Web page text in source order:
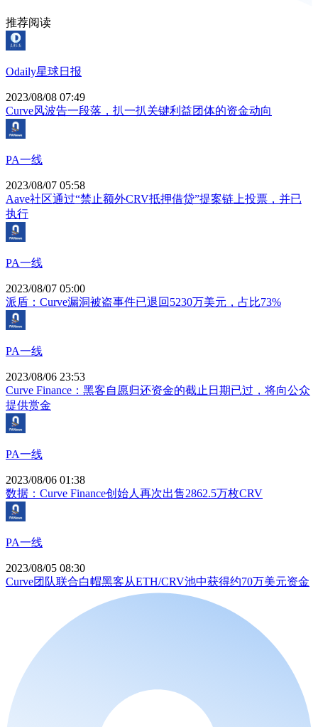
推荐阅读
Odaily星球日报
2023/08/08 07:49
Curve风波告一段落，扒一扒关键利益团体的资金动向
PA一线
2023/08/07 05:58
Aave社区通过“禁止额外CRV抵押借贷”提案链上投票，并已
执行
PA一线
2023/08/07 05:00
派盾：Curve漏洞被盗事件已退回5230万美元，占比73%
PA一线
2023/08/06 23:53
Curve Finance：黑客自愿归还资金的截止日期已过，将向公众
提供赏金
PA一线
2023/08/06 01:38
数据：Curve Finance创始人再次出售2862.5万枚CRV
PA一线
2023/08/05 08:30
Curve团队联合白帽黑客从ETH/CRV池中获得约70万美元资金